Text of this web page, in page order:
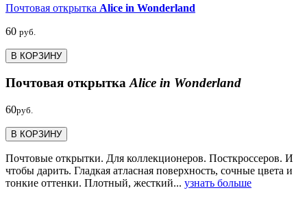
Почтовая открытка Alice in Wonderland
60 руб.
В КОРЗИНУ
Почтовая открыткаAlice in Wonderland
60руб.
В КОРЗИНУ
Почтовые открытки. Для коллекционеров. Посткроссеров. И
чтобы дарить. Гладкая атласная поверхность, сочные цвета и
тонкие оттенки. Плотный, жесткий... узнать больше